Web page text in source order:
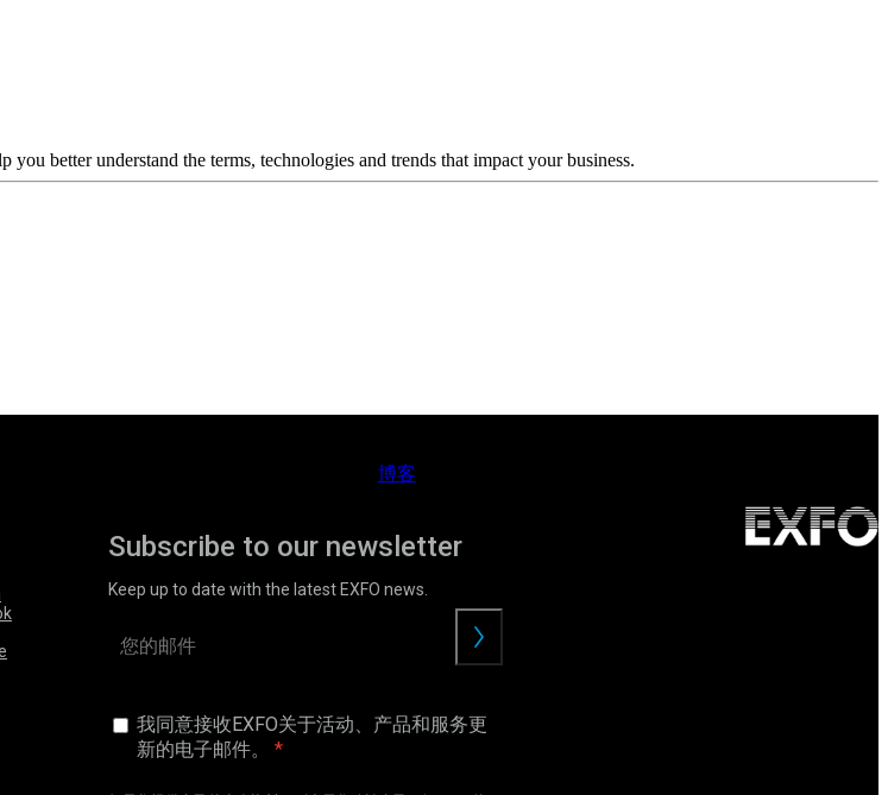
better understand the terms, technologies and trends that impact your business.
博客
Subscribe to our newsletter
Keep up to date with the latest EXFO news.
我同意接收EXFO关于活动、产品和服务更
新的电子邮件。